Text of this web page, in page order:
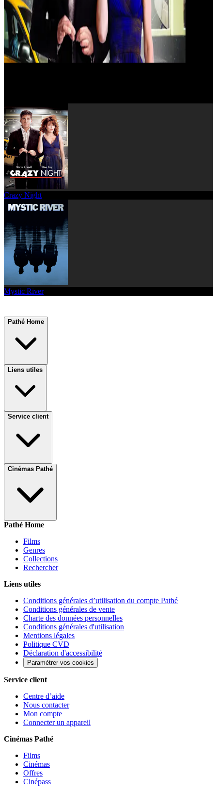
Crazy Night
Mystic River
Pathé Home
Liens utiles
Service client
Cinémas Pathé
Pathé Home
Films
Genres
Collections
Rechercher
Liens utiles
Conditions générales d’utilisation du compte Pathé
Conditions générales de vente
Charte des données personnelles
Conditions générales d'utilisation
Mentions légales
Politique CVD
Déclaration d'accessibilité
Paramétrer vos cookies
Service client
Centre d’aide
Nous contacter
Mon compte
Connecter un appareil
Cinémas Pathé
Films
Cinémas
Offres
Cinépass